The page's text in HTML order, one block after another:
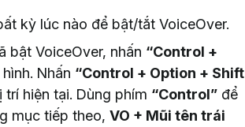
kỳ lúc nào để bật/tắt VoiceOver.
bật VoiceOver, nhấn “Control +
Nhấn “Control + Option + Shift
hiện tại. Dùng phím “Control” để
mục tiếp theo, VO + Mũi tên trái